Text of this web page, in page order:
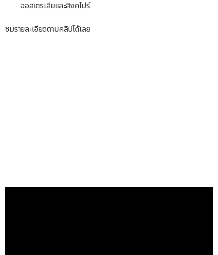
ออสเตรเลียและสิงคโปร์
ชมรายละเอียดตามคลิปได้เลย